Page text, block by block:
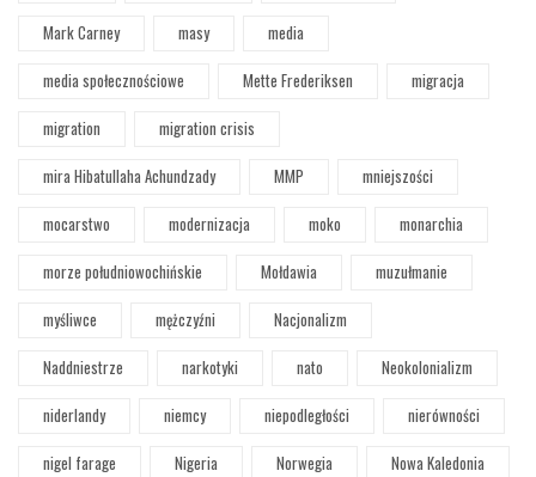
Mark Carney
masy
media
media społecznościowe
Mette Frederiksen
migracja
migration
migration crisis
mira Hibatullaha Achundzady
MMP
mniejszości
mocarstwo
modernizacja moko
monarchia
morze południowochińskie
Mołdawia
muzułmanie
myśliwce
mężczyźni
Nacjonalizm
Naddniestrze
narkotyki nato
Neokolonializm
niderlandy
niemcy niepodległości
nierówności
nigel farage
Nigeria Norwegia
Nowa Kaledonia